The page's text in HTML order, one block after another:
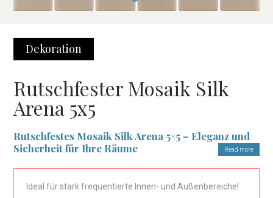
Dekoration
Rutschfester Mosaik Silk
Arena 5x5
Rutschfestes Mosaik Silk Arena 5×5 – Eleganz und
Sicherheit für Ihre Räume
alle, die eine elegante und funktionale Wand- oder
Read more
Ideal für stark frequentierte Innen- und Außenbereiche!